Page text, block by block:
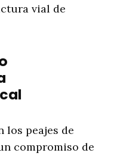
vial de
los peajes de
compromiso de